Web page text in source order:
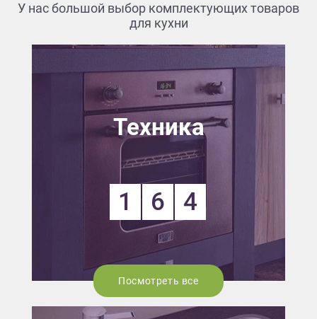
У нас большой выбор комплектующих товаров
для кухни
Техника
1 6 4
Посмотреть все